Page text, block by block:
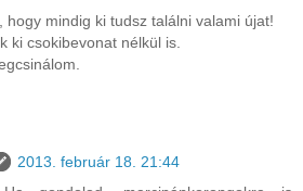
hogy mindig ki tudsz találni valami újat!
ki csokibevonat nélkül is.
2013. február 18. 21:44